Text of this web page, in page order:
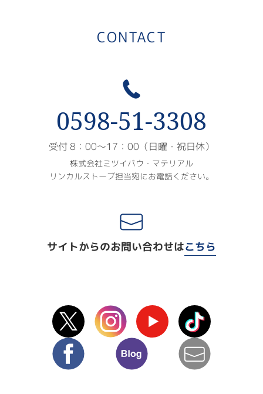
CONTACT
0598-51-3308
受付 8：00〜17：00（日曜・祝日休）
株式会社ミツイバウ・マテリアル
リンカルストーブ担当宛にお電話ください。
サイトからのお問い合わせはこちら
X(Twitter) instagram Youtube
facebook